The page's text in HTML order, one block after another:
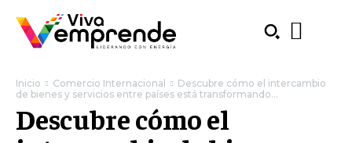
Inicio Comercio Internacional
Descubre cómo el intercambio
de bienes y servicios entre países está transformando...
Descubre cómo el